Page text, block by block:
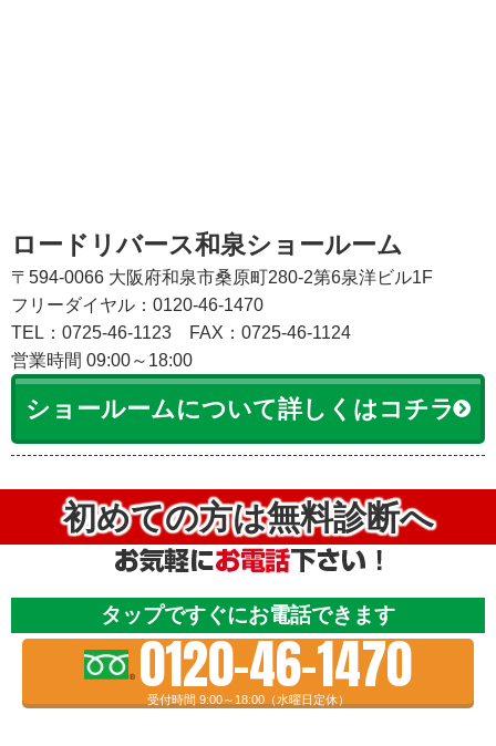
ロードリバース和泉ショールーム
〒594-0066 大阪府和泉市桑原町280-2第6泉洋ビル1F
フリーダイヤル：0120-46-1470
TEL：0725-46-1123
FAX：0725-46-1124
営業時間 09:00～18:00
ショールームについて詳しくはコチラ
初めての方は無料診断へ
タップですぐにお電話できます
0120-46-1470
受付時間 9:00～18:00（水曜日定休）